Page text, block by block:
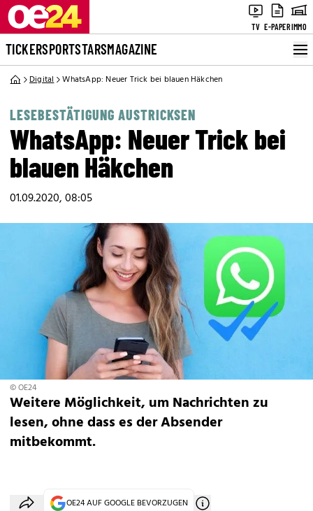
TV E-PAPERIMMO
TICKERSPORTSTARSMAGAZINE
Digital WhatsApp: Neuer Trick bei blauen Häkchen
LESEBESTÄTIGUNG AUSTRICKSEN
WhatsApp: Neuer Trick bei
blauen Häkchen
01.09.2020, 08:05
© OE24
Weitere Möglichkeit, um Nachrichten zu
lesen, ohne dass es der Absender
mitbekommt.
OE24 AUF GOOGLE BEVORZUGEN